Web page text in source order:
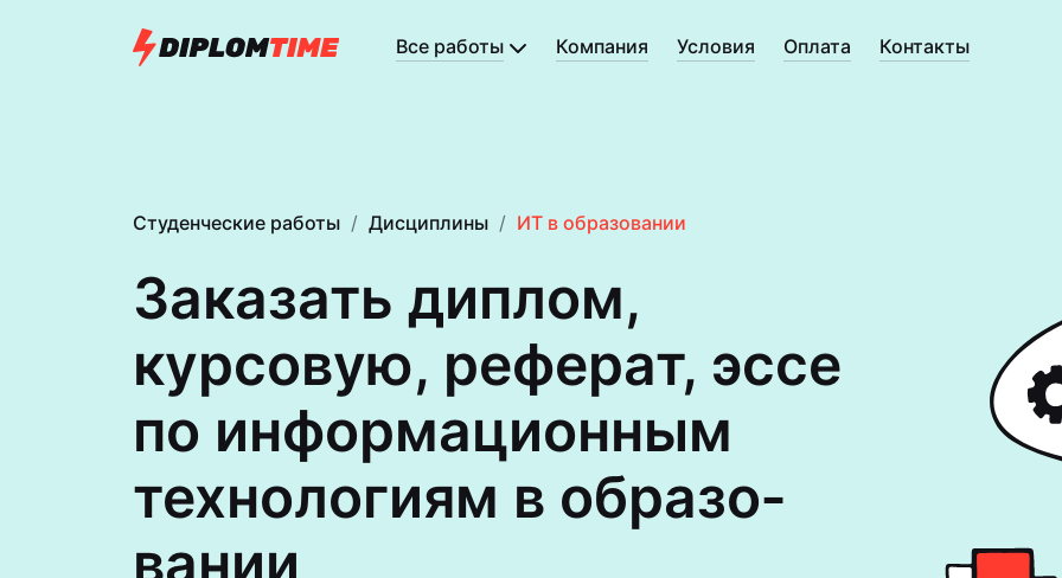
Все работы Компания Условия Оплата Контакты
Студенческие работы Дисциплины ИТ в образовании
Заказать диплом,
курсовую, реферат, эссе
по информа­цион­ным
техноло­гиям в образо­
вании